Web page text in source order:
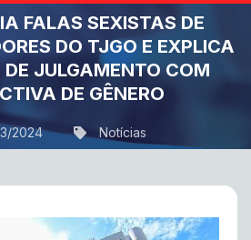
FALAS SEXISTAS DE
DO TJGO E EXPLICA
DE JULGAMENTO COM
DE GÊNERO
2024 Notícias